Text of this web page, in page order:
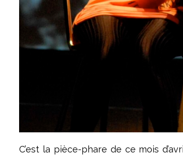
C’est la pièce-phare de ce mois